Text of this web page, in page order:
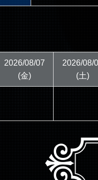
2026/08/07
(金)
2026/08/
(土)